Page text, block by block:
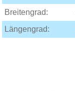
Breitengrad:
Längengrad: